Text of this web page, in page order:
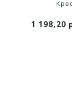
1 198,20 руб